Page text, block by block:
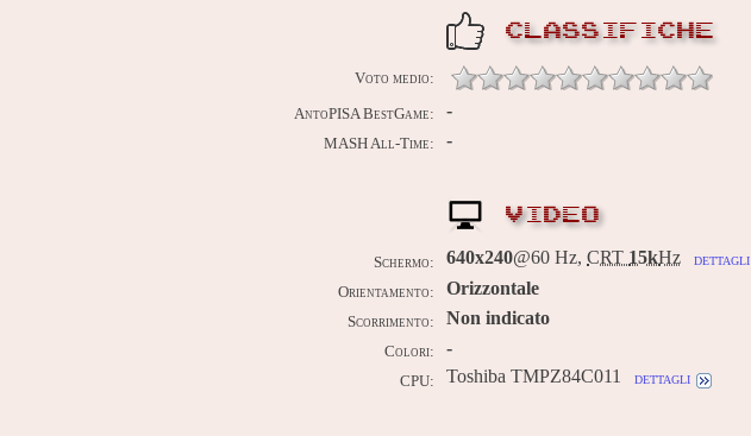
CLASSIFICHE
Voto medio:
AntoPISA BestGame: -
MASH All-Time: -
VIDEO
Schermo: 640x240@60 Hz, CRT 15kHz dettagli
Orientamento: Orizzontale
Scorrimento: Non indicato
Colori: -
CPU: Toshiba TMPZ84C011 dettagli